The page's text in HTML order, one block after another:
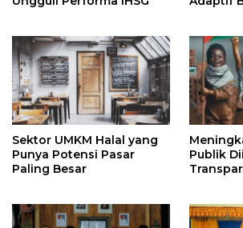
Sektor UMKM Halal yang
Punya Potensi Pasar
Paling Besar
Publik